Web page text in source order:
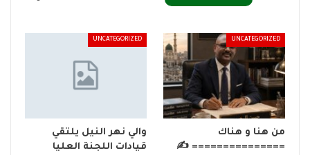
UNCATEGORIZED
من هنا و هناك
=============== ✍️
UNCATEGORIZED
والي نهر النيل يلتقي
قيادات اللجنة العليا